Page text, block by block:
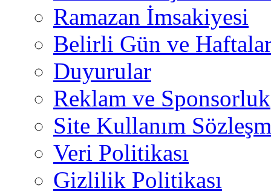
Ramazan İmsakiyesi
Belirli Gün ve
Duyurular
Reklam ve Sponsorluk
Site Kullanım
Veri Politikası
Gizlilik Politikası